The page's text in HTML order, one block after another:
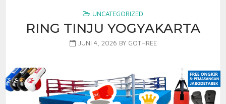
UNCATEGORIZED
RING TINJU YOGYAKARTA
JUNI 4, 2026 BY GOTHREE